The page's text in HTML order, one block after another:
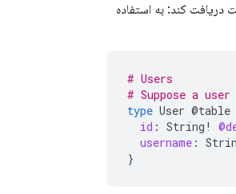
دریافت کند: به استفاده
# Users
# Suppose a
type User @table
id : String !
username :
}